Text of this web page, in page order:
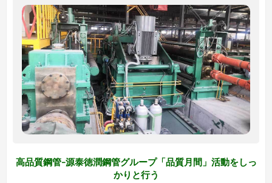
高品質鋼管-源泰徳潤鋼管グループ「品質月間」活動をしっ
かりと行う